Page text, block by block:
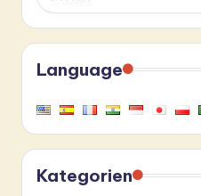
Language
Kategorien